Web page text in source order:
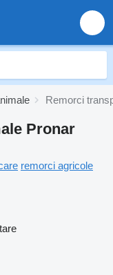
Remorci
Pronar
remorci agricole